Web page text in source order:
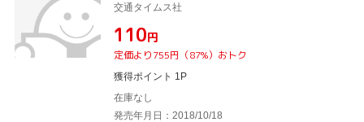
交通タイムス社
¥110円
定価より755円（87%）おトク
獲得ポイント 1P
在庫なし
発売年月日：2018/10/18